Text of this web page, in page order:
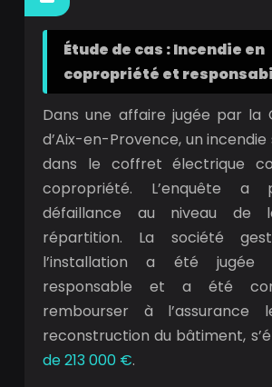
Étude de cas : Incendie en
copropriété et
Dans une affaire jugée par la
d’Aix-en-Provence, un incendie
dans le coffret électrique
copropriété. L’enquête a
défaillance au niveau de
répartition. La société
l’installation a été jugée
responsable et a été
rembourser à l’assurance
reconstruction du bâtiment,
de 213 000 €.